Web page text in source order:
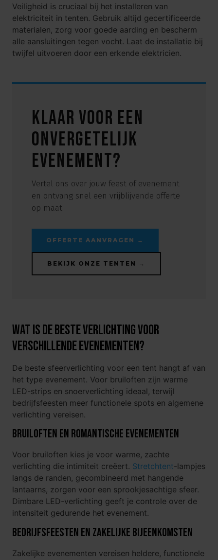
Veiligheid is cruciaal bij het installeren van
elektriciteit in tenten. Gebruik altijd gecertificeerde
materialen, zorg voor goede aarding en bescherm
alle aansluitingen tegen vocht. Laat de installatie bij
twijfel uitvoeren door een erkende elektricien.
Klaar voor een
onvergetelijk
evenement?
Vertel ons over jouw feest of evenement
en ontvang snel een vrijblijvende offerte
op maat.
OFFERTE AANVRAGEN →
BEKIJK ONZE TENTEN →
Wat is de beste verlichting voor
verschillende evenementen?
De beste sfeerverlichting voor een tent hangt af van
het type evenement. Voor bruiloften zijn warme
LED-strips en snoerverlichting ideaal, terwijl
bedrijfsfeesten meer functionele spots en algemene
verlichting vereisen.
Bruiloften en romantische evenementen
Voor bruiloften kies je voor warme, zachte
verlichting die intimiteit creëert. Stretchtent-lampjes
langs de randen, gecombineerd met hangende
lantaarns, zorgen voor een sprookjesachtige sfeer.
Dimbare LED-verlichting geeft je controle over de
intensiteit gedurende het evenement.
Bedrijfsfeesten en zakelijke bijeenkomsten
Zakelijke evenementen vereisen heldere, functionele